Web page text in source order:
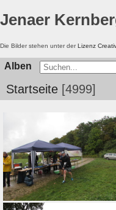
Jenaer
Die Bilder stehen unter derLizenz
Alben
Startseite 4999